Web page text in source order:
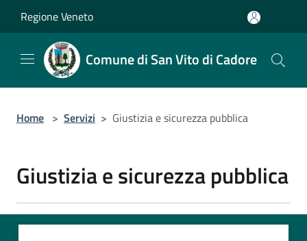
Regione Veneto
Comune di San Vito di Cadore
Home > Servizi > Giustizia e sicurezza pubblica
Giustizia e sicurezza pubblica